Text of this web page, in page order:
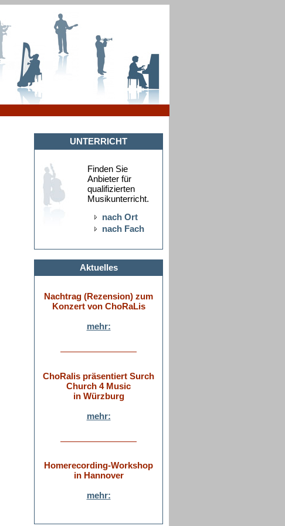
UNTERRICHT
Finden Sie
Anbieter für
qualifizierten
Musikunterricht.
nach Ort
nach Fach
Aktuelles
Nachtrag (Rezension) zum
Konzert von ChoRaLis
mehr:
ChoRalis präsentiert Surch
Church 4 Music
in Würzburg
mehr:
Homerecording-Workshop
in Hannover
mehr: